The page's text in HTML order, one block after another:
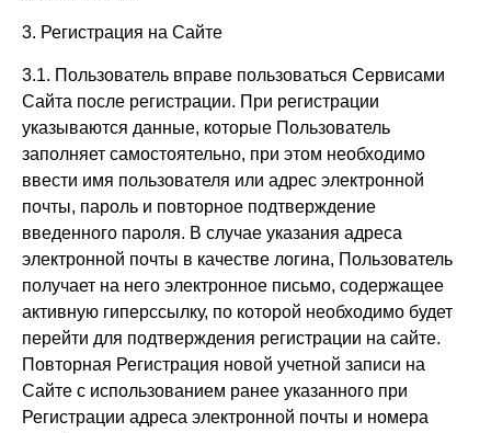
3. Регистрация на Сайте
3.1. Пользователь вправе пользоваться Сервисами
Сайта после регистрации. При регистрации
указываются данные, которые Пользователь
заполняет самостоятельно, при этом необходимо
ввести имя пользователя или адрес электронной
почты, пароль и повторное подтверждение
введенного пароля. В случае указания адреса
электронной почты в качестве логина, Пользователь
получает на него электронное письмо, содержащее
активную гиперссылку, по которой необходимо будет
перейти для подтверждения регистрации на сайте.
Повторная Регистрация новой учетной записи на
Сайте с использованием ранее указанного при
Регистрации адреса электронной почты и номера